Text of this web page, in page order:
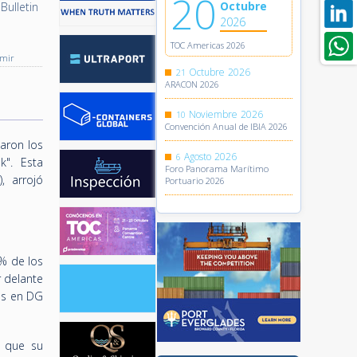
los
Esta
arrojó
de los
delante
en DG
que su
20 Octubre
2026
TOC Americas 2026
21 Octubre 2026
ARACON 2026
10 Noviembre 2026
Convención Anual de IBIA 2026
6 Agosto 2026
Foro Panorama Marítimo
Portuario 2026